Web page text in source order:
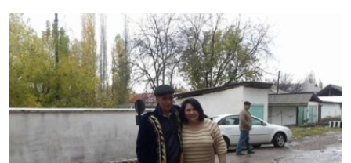
Озодлик бошқа тилларда